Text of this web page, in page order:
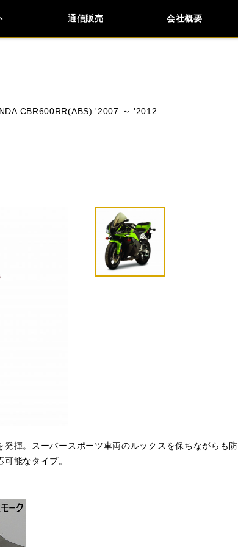
通信販売 会社概要
会社概要
採用情報
閉じる
CBR600RR(ABS) '2007 ～ '2012
揮。スーパースポーツ車両のルックスを保ちながらも防
能なタイプ。